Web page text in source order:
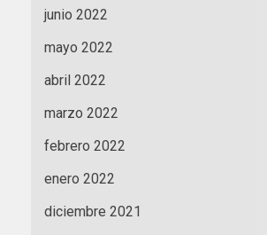
junio 2022
mayo 2022
abril 2022
marzo 2022
febrero 2022
enero 2022
diciembre 2021